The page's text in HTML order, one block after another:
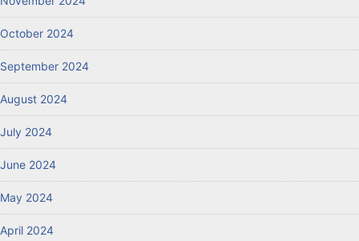
October 2024
September 2024
August 2024
July 2024
June 2024
May 2024
April 2024